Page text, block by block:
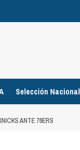
Selección Nacional
ANTE 76ERS